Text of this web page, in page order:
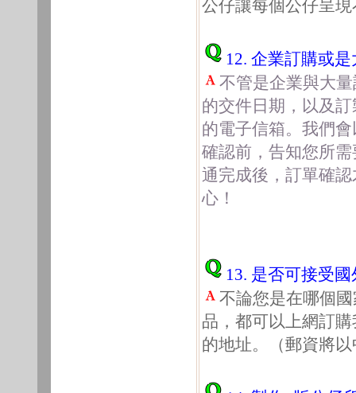
公仔讓每個公仔呈
12. 企業訂購或
不管是企業與大
的交件日期，以及
的電子信箱。我們
確認前，告知您所
通完成後，訂單確
心！
13. 是否可接受
不論您是在哪個
品，都可以上網訂
的地址。（郵資將